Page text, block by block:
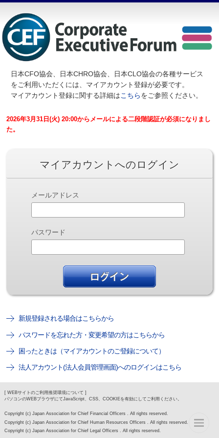
日本CFO協会、日本CHRO協会、日本CLO協会の各種サービス
をご利用いただくには、マイアカウント登録が必要です。
マイアカウント登録に関する詳細はこちらをご参照ください。
2026年3月31日(火) 20:00からメールによる二段階認証が必須になりまし
た。
マイアカウントへのログイン
メールアドレス
パスワード
新規登録される場合はこちらから
パスワードを忘れた方・変更希望の方はこちらから
困ったときは（マイアカウントのご登録について）
法人アカウント(法人会員管理画面)へのログインはこちら
[ WEBサイトのご利用推奨環境について ]
パソコンのWEBブラウザにてJavaScript、CSS、COOKIEを有効にしてご利用ください。
Copyright (c) Japan Association for Chief Financial Officers . All rights reserved.
Copyright (c) Japan Association for Chief Human Resources Officers . All rights reserved.
Copyright (c) Japan Association for Chief Legal Officers . All rights reserved.